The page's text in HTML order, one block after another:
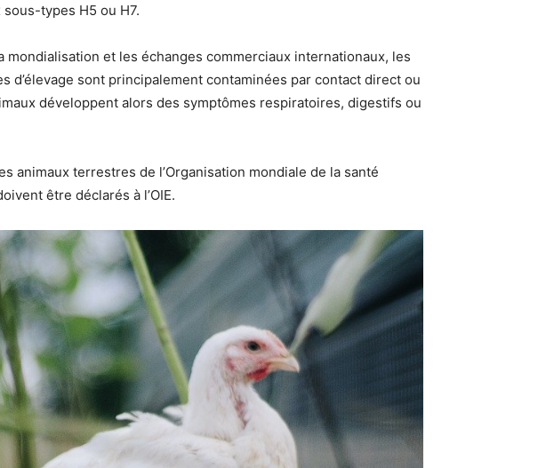
types H5 ou H7.
et les échanges commerciaux internationaux, les
d’élevage sont principalement contaminées par contact direct ou
développent alors des symptômes respiratoires, digestifs ou
animaux terrestres de l’Organisation mondiale de la santé
être déclarés à l’OIE.